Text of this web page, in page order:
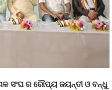
ସଂଘ ର ରୌପ୍ୟ ଜୟନ୍ତୀ ଓ ବନ୍ଧୁ